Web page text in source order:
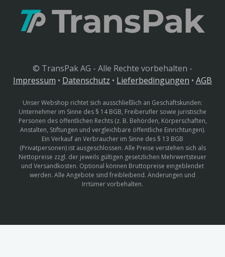
© TransPak AG - Alle Rechte vorbehalten -
Impressum • Datenschutz • Lieferbedingungen • AGB
Unser Webshop richtet sich ausschließlich an Geschäftskunden:
Unternehmer im Sinne des § 14 BGB, Freiberufler sowie juristische
Personen des öffentlichen Rechts (z. B. Behörden, Körperschaften,
Anstalten, Stiftungen und vergleichbare öffentliche Einrichtungen).
Ein Verkauf an Verbraucher im Sinne des § 13 BGB
(Privatpersonen) ist ausgeschlossen. Alle Preise verstehen sich als
Nettopreise zzgl. der jeweils gültigen gesetzlichen Mehrwertsteuer
und Versandkosten. Optional können Bruttopreise eingeblendet
werden. Alle Angebote sind freibleibend. Änderungen und
Irrtümer vorbehalten.